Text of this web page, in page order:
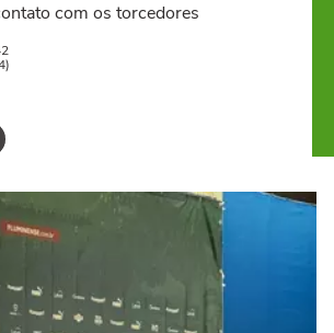
com os torcedores